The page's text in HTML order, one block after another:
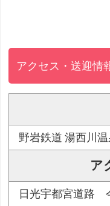
アクセス・送迎情
野岩鉄道 湯西川
ア
日光宇都宮道路